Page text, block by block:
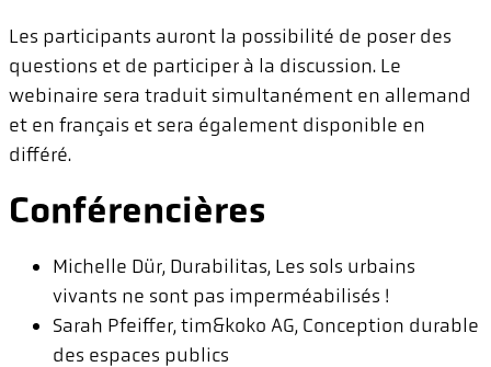
Les participants auront la possibilité de poser des
questions et de participer à la discussion. Le
webinaire sera traduit simultanément en allemand
et en français et sera également disponible en
différé.
Conférencières
Michelle Dür, Durabilitas, Les sols urbains
vivants ne sont pas imperméabilisés !
Sarah Pfeiffer, tim&koko AG, Conception durable
des espaces publics